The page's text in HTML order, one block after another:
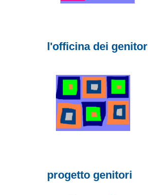
l'officina dei
progetto genitori